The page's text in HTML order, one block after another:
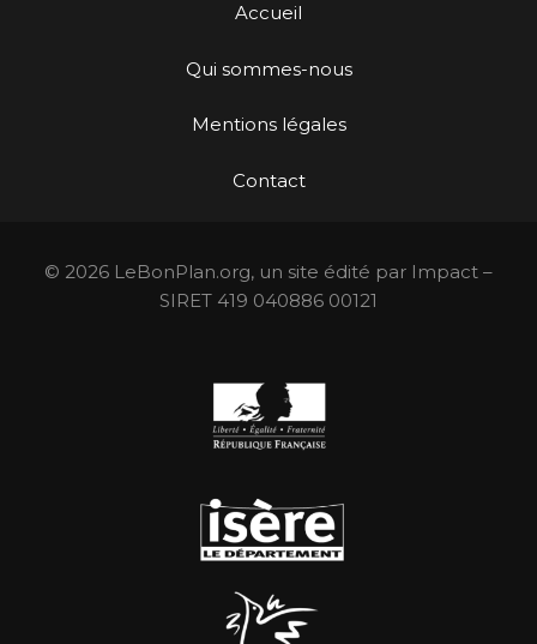
Accueil
Qui sommes-nous
Mentions légales
Contact
© 2026 LeBonPlan.org, un site édité par Impact –
SIRET 419 040886 00121